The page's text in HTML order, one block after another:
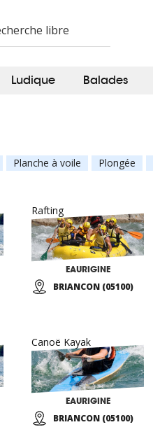
Ludique Balades
Planche à voile Plongée
Rafting
EAURIGINE
BRIANCON (05100)
Canoë Kayak
EAURIGINE
BRIANCON (05100)